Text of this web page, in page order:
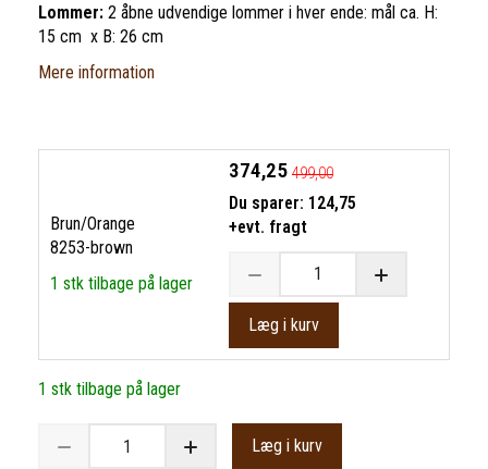
Lommer: 2 åbne udvendige lommer i hver ende: mål ca. H:
15 cm x B: 26 cm
Mere information
Brun/Orange
8253-brown
1 stk tilbage på lager
374,25 499,00
Du sparer: 124,75
+evt. fragt
Læg i kurv
1 stk tilbage på lager
Læg i kurv